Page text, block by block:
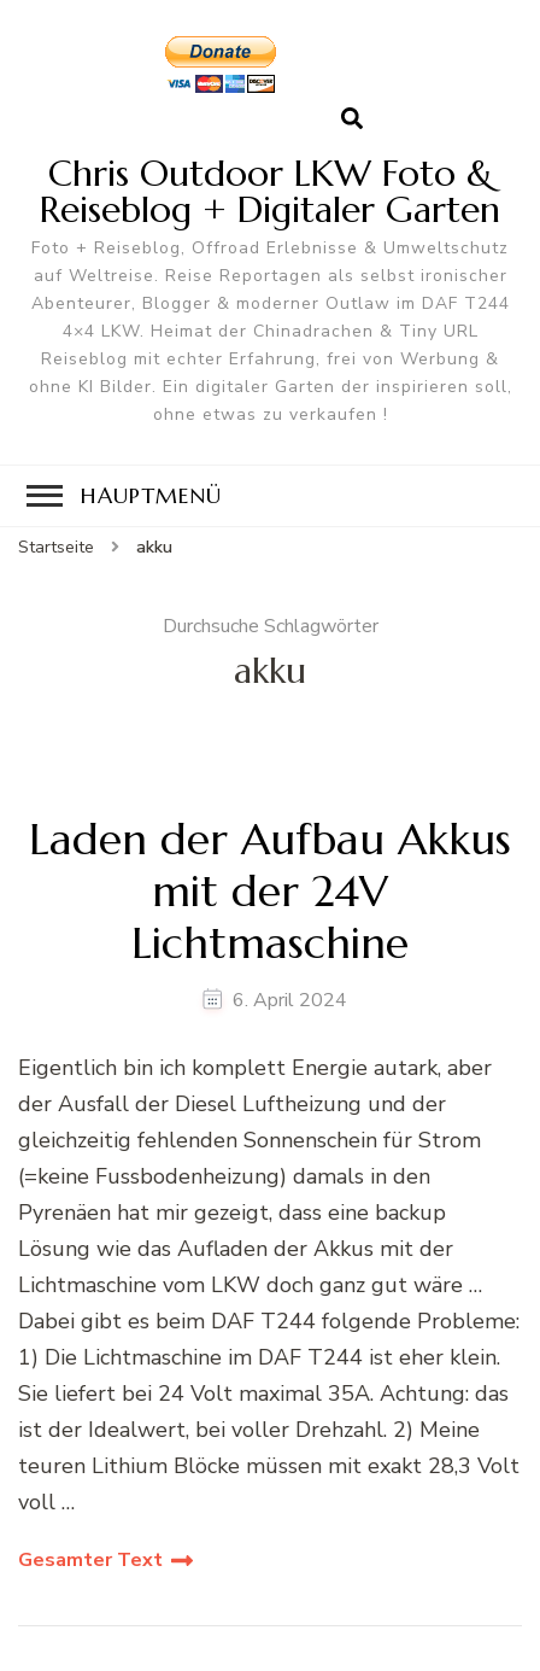
Chris Outdoor LKW Foto &
Reiseblog + Digitaler Garten
Foto + Reiseblog, Offroad Erlebnisse & Umweltschutz
auf Weltreise. Reise Reportagen als selbst ironischer
Abenteurer, Blogger & moderner Outlaw im DAF T244
4×4 LKW. Heimat der Chinadrachen & Tiny URL
Reiseblog mit echter Erfahrung, frei von Werbung &
ohne KI Bilder. Ein digitaler Garten der inspirieren soll,
ohne etwas zu verkaufen !
HAUPTMENÜ
Startseite akku
Durchsuche Schlagwörter
akku
Laden der Aufbau Akkus
mit der 24V
Lichtmaschine
6. April 2024
Eigentlich bin ich komplett Energie autark, aber
der Ausfall der Diesel Luftheizung und der
gleichzeitig fehlenden Sonnenschein für Strom
(=keine Fussbodenheizung) damals in den
Pyrenäen hat mir gezeigt, dass eine backup
Lösung wie das Aufladen der Akkus mit der
Lichtmaschine vom LKW doch ganz gut wäre …
Dabei gibt es beim DAF T244 folgende Probleme:
1) Die Lichtmaschine im DAF T244 ist eher klein.
Sie liefert bei 24 Volt maximal 35A. Achtung: das
ist der Idealwert, bei voller Drehzahl. 2) Meine
teuren Lithium Blöcke müssen mit exakt 28,3 Volt
voll …
Gesamter Text